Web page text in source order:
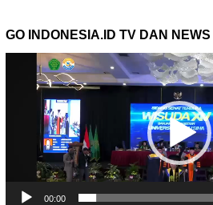
GO INDONESIA.ID TV DAN NEWS
Pemutar
00:00